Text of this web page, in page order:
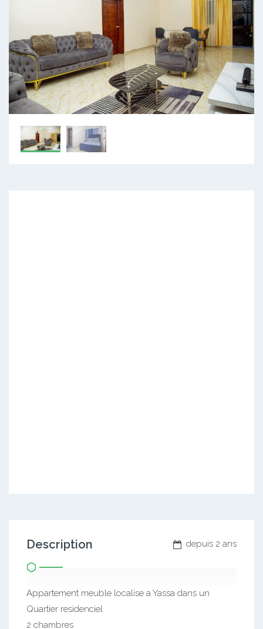
depuis 2 ans
Description
Appartement meuble localise a Yassa dans un
Quartier residenciel
2 chambres